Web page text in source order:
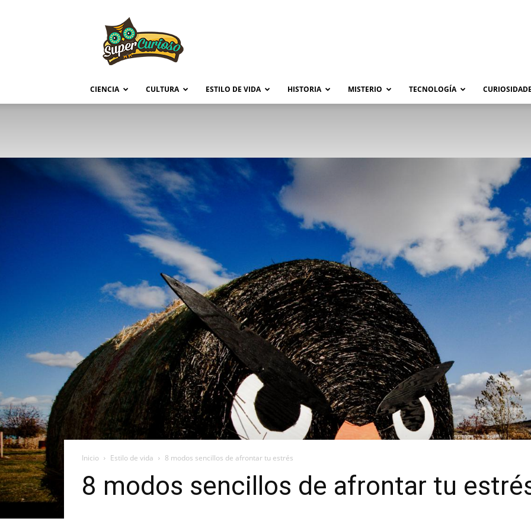
CIENCIA CULTURA ESTILO DE VIDA HISTORIA MISTERIO TECNOLOGÍA
Inicio Estilo de vida 8 modos sencillos de afrontar tu estrés
8 modos sencillos de afrontar tu